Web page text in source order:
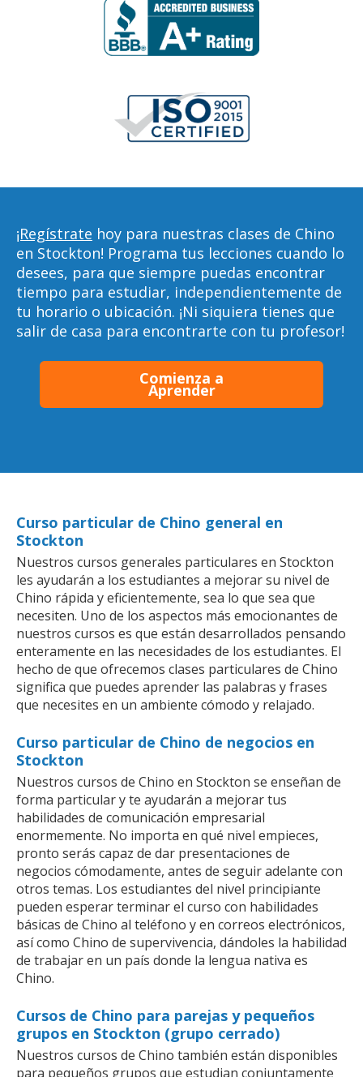
¡Regístrate hoy para nuestras clases de Chino
en Stockton! Programa tus lecciones cuando lo
desees, para que siempre puedas encontrar
tiempo para estudiar, independientemente de
tu horario o ubicación. ¡Ni siquiera tienes que
salir de casa para encontrarte con tu profesor!
Comienza a
Aprender
Curso particular de Chino general en
Stockton
Nuestros cursos generales particulares en Stockton
les ayudarán a los estudiantes a mejorar su nivel de
Chino rápida y eficientemente, sea lo que sea que
necesiten. Uno de los aspectos más emocionantes de
nuestros cursos es que están desarrollados pensando
enteramente en las necesidades de los estudiantes. El
hecho de que ofrecemos clases particulares de Chino
significa que puedes aprender las palabras y frases
que necesites en un ambiente cómodo y relajado.
Curso particular de Chino de negocios en
Stockton
Nuestros cursos de Chino en Stockton se enseñan de
forma particular y te ayudarán a mejorar tus
habilidades de comunicación empresarial
enormemente. No importa en qué nivel empieces,
pronto serás capaz de dar presentaciones de
negocios cómodamente, antes de seguir adelante con
otros temas. Los estudiantes del nivel principiante
pueden esperar terminar el curso con habilidades
básicas de Chino al teléfono y en correos electrónicos,
así como Chino de supervivencia, dándoles la habilidad
de trabajar en un país donde la lengua nativa es
Chino.
Cursos de Chino para parejas y pequeños
grupos en Stockton (grupo cerrado)
Nuestros cursos de Chino también están disponibles
para pequeños grupos que estudian conjuntamente